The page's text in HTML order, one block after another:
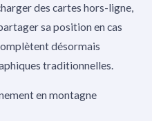
des cartes hors-ligne,
sa position en cas
désormais
traditionnelles.
en montagne